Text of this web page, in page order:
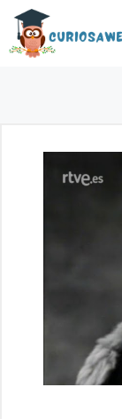
Saltar
contenido